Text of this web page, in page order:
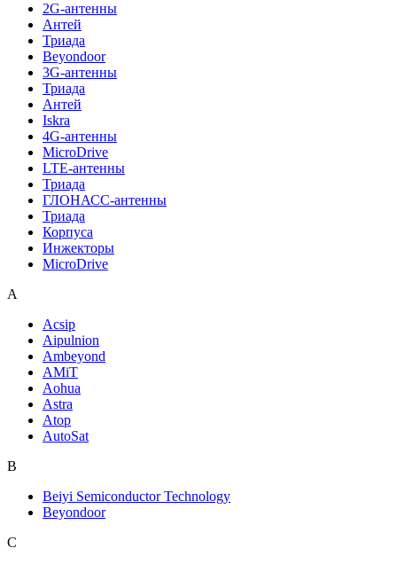
2G-антенны
Антей
Триада
Beyondoor
3G-антенны
Триада
Антей
Iskra
4G-антенны
MicroDrive
LTE-антенны
Триада
ГЛОНАСС-антенны
Триада
Корпуса
Инжекторы
MicroDrive
A
Acsip
Aipulnion
Ambeyond
AMiT
Aohua
Astra
Atop
AutoSat
B
Beiyi Semiconductor Technology
Beyondoor
C